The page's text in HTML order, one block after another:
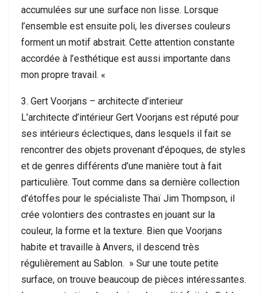
accumulées sur une surface non lisse. Lorsque
l’ensemble est ensuite poli, les diverses couleurs
forment un motif abstrait. Cette attention constante
accordée à l’esthétique est aussi importante dans
mon propre travail. «
3. Gert Voorjans – architecte d’interieur
L’architecte d’intérieur Gert Voorjans est réputé pour
ses intérieurs éclectiques, dans lesquels il fait se
rencontrer des objets provenant d’époques, de styles
et de genres différents d’une manière tout à fait
particulière. Tout comme dans sa dernière collection
d’étoffes pour le spécialiste Thaï Jim Thompson, il
crée volontiers des contrastes en jouant sur la
couleur, la forme et la texture. Bien que Voorjans
habite et travaille à Anvers, il descend très
régulièrement au Sablon. » Sur une toute petite
surface, on trouve beaucoup de pièces intéressantes.